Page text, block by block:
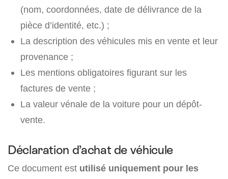
(nom, coordonnées, date de délivrance de la
pièce d’identité, etc.) ;
La description des véhicules mis en vente et leur
provenance ;
Les mentions obligatoires figurant sur les
factures de vente ;
La valeur vénale de la voiture pour un dépôt-
vente.
Déclaration d’achat de véhicule
Ce document est utilisé uniquement pour les